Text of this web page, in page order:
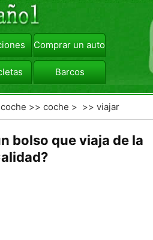
Comprar un automóvil
Barcos
>>coche > >>viajar
bolso que viaja de la